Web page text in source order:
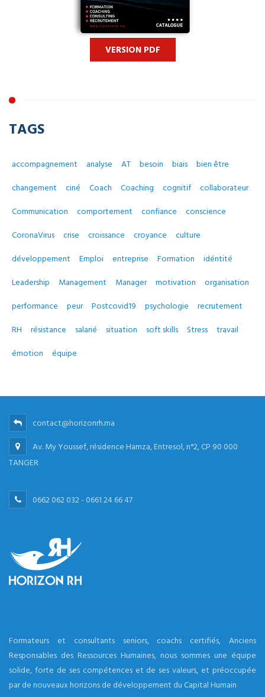
VERSION PDF
TAGS
accompagnement analyse AT besoin biais
bien être
changement
ciné Coach Coaching cognitif
collaborateur
Communication
comportement confiance
conscience
CoronaVirus
crise croissance croyance
culture
développement
Emploi entreprise Formation
idéntité
Leadership
Management Manager motivation
organisation
performance
peur Postcovid19 psychologie
recrutement
RH
résistance salarié situation soft skills Stress
travail
émotion
équipe
contact@horizonrh.ma
Av. My Youssef, résidence Hamza, Entresol, n°2, CP 90 000
TANGER
0662 062 032 - 0661 24 66 47
Formateurs et consultants seniors, coachs certifiés, Anciens
Responsables des Ressources Humaines, nous sommes une équipe
solide, forte de ses compétences et de ses valeurs, et préoccupée
par de nouveaux horizons de développement du Capital Humain